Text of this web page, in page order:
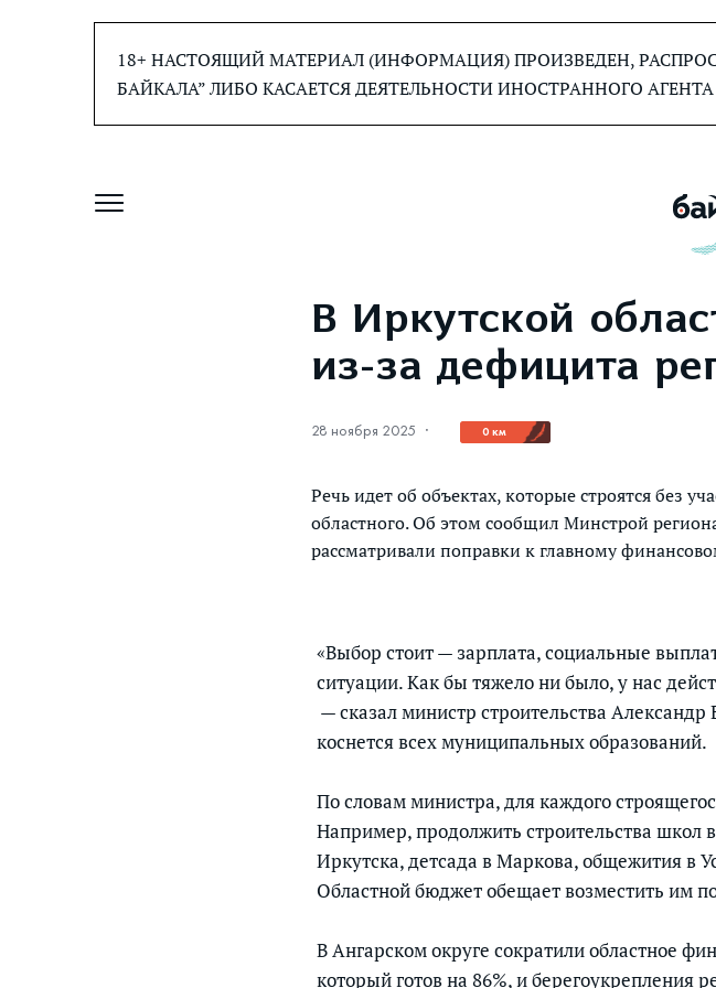
18+ НАСТОЯЩИЙ МАТЕРИАЛ (ИНФОРМАЦИЯ) ПРОИЗВЕДЕН,
БАЙКАЛА” ЛИБО КАСАЕТСЯ ДЕЯТЕЛЬНОСТИ ИНОСТРАННОГО
В Иркутской
из-за дефицита
28 ноября 2025 · 0 км
Речь идет об объектах, которые строятся без
областного. Об этом сообщил Минстрой
рассматривали поправки к главному
«Выбор стоит — зарплата, социальные
ситуации. Как бы тяжело ни было, у нас
— сказал министр строительства
коснется всех муниципальных образований.
По словам министра, для каждого
Например, продолжить строительства школ
Иркутска, детсада в Маркова, общежития в
Областной бюджет обещает возместить им
В Ангарском округе сократили областное
который готов на 86%, и берегоукрепления